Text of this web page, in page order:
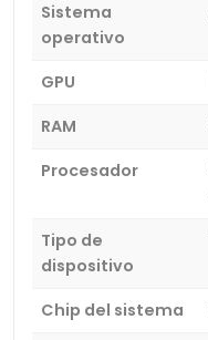
Sistema
operativo
GPU
RAM
Procesador
Tipo de
dispositivo
Chip del sistema